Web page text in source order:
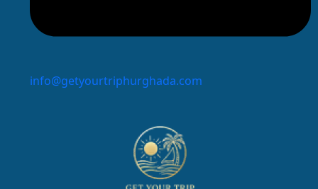
info@getyourtriphurghada.com